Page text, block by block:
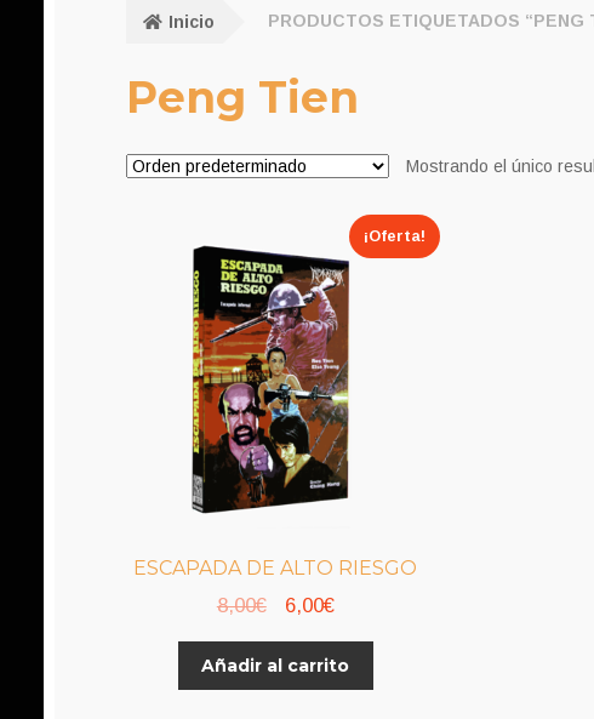
Inicio PRODUCTOS ETIQUETADOS “PENG
Peng Tien
Mostrando el único
ESCAPADA DE ALTO RIESGO
¡Oferta!
8,00€
El
precio
original
6,00€El
precio
actual
Añadir al carrito